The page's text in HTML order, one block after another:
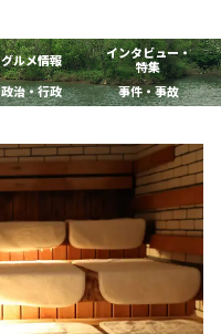
グルメ情報
インタビュー・
特集
政治・行政 事件・事故